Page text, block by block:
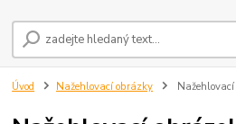
Úvod Nažehlovací obrázky